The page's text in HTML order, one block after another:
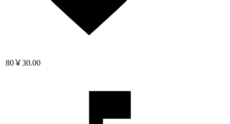
80￥30.00